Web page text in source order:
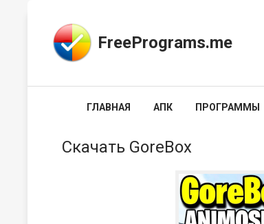
FreePrograms.me
ГЛАВНАЯ АПК ПРОГРАММЫ
Скачать GoreBox